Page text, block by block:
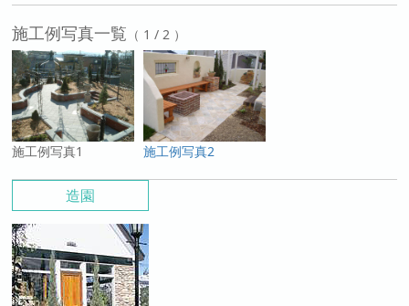
造園
施工例写真一覧 （ 1 / 2 ）
施工例写真1 施工例写真2